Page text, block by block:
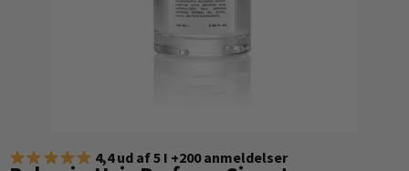
4,4 ud af 5 I +200 anmeldelser